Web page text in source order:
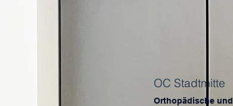
OC Stadtmitte
Orthopädische